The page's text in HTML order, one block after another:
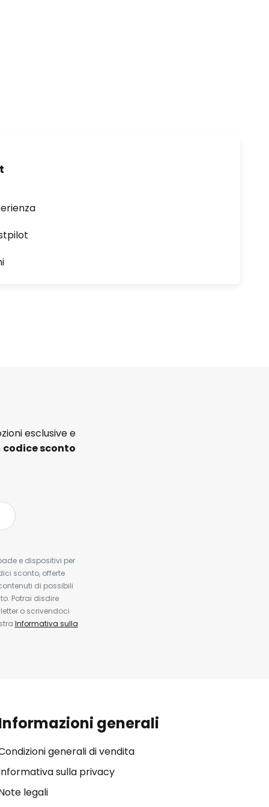
esclusive e
codice sconto
e dispositivi per
sconto, offerte
di possibili
Potrai disdire
o scrivendoci
Informativa sulla
generali
generali di vendita
sulla privacy
legali